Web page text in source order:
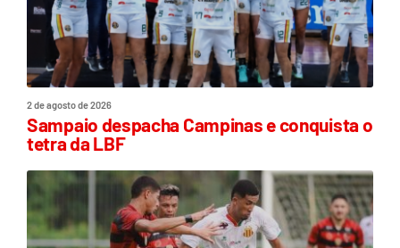
2 de agosto de 2026
Sampaio despacha Campinas e conquista o
tetra da LBF